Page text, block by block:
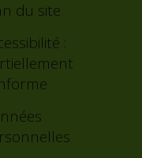
du site
: